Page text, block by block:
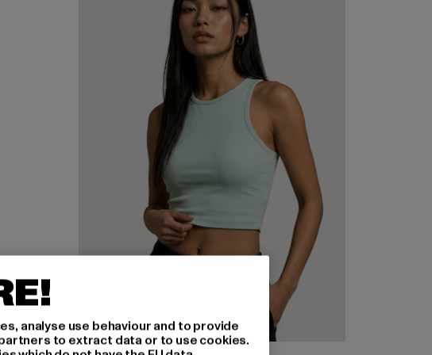
analyse use behaviour and to provide
to extract data or to use cookies.